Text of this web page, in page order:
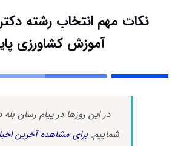
نکات مهم انتخاب رشته
آموزش کشاورزی
در این روزها در پیام رسان بله
شماییم.برای مشاهده آخرین